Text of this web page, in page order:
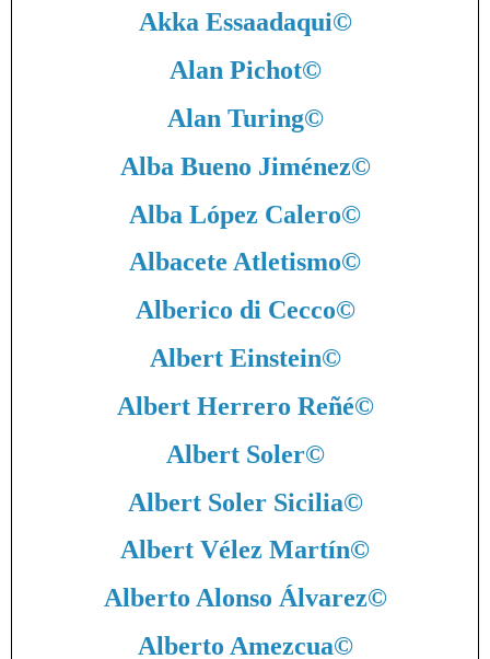
Akka Essaadaqui©
Alan Pichot©
Alan Turing©
Alba Bueno Jiménez©
Alba López Calero©
Albacete Atletismo©
Alberico di Cecco©
Albert Einstein©
Albert Herrero Reñé©
Albert Soler©
Albert Soler Sicilia©
Albert Vélez Martín©
Alberto Alonso Álvarez©
Alberto Amezcua©